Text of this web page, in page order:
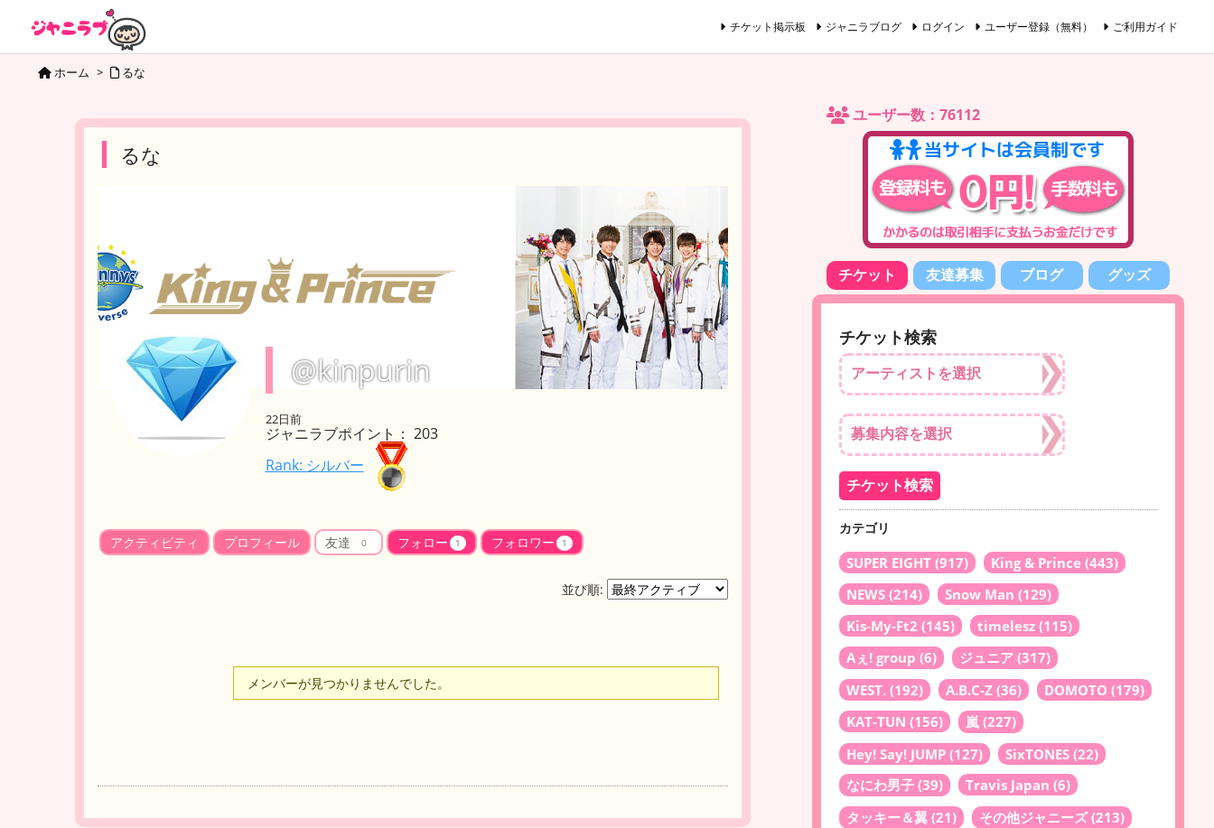
チケット掲示板 ジャニラブログ ログイン ユーザー登録（無料） ご利用ガイド
ホーム > るな
るな
@kinpurin
22日前
ジャニラブポイント： 203
Rank: シルバー
アクティビティ プロフィール 友達 0 フォロー 1 フォロワー 1
並び順:
メンバーが見つかりませんでした。
ユーザー数：76112
チケット 友達募集 ブログ グッズ
チケット検索
カテゴリ
SUPER EIGHT (917) King & Prince (443)
NEWS (214) Snow Man (129)
Kis-My-Ft2 (145) timelesz (115)
Aぇ! group (6) ジュニア (317)
WEST. (192) A.B.C-Z (36) DOMOTO (179)
KAT-TUN (156) 嵐 (227)
Hey! Say! JUMP (127) SixTONES (22)
なにわ男子 (39) Travis Japan (6)
タッキー＆翼 (21) その他ジャニーズ(213)